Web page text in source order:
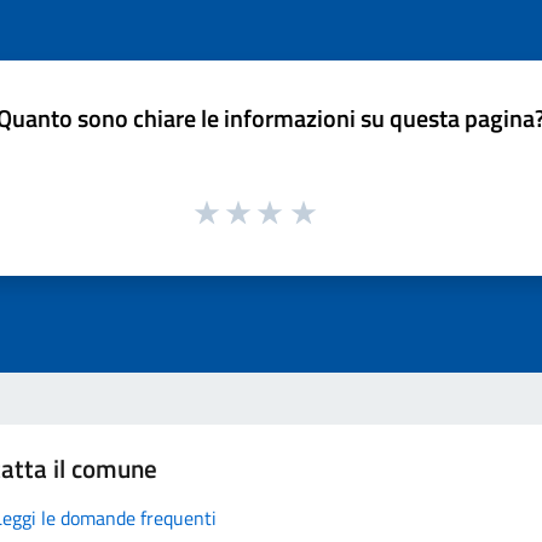
sono chiare le informazioni su questa
il comune
le domande frequenti